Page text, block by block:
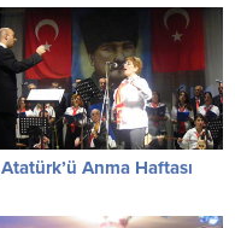
Atatürk’ü Anma Haftası